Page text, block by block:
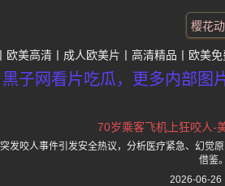
樱花
欧美高清 成人欧美片 高清精品 欧美
黑子网看片吃瓜，更多内部图
70岁乘客飞机上狂咬人-
发咬人事件引发安全热议，分析医疗紧急、幻觉
借鉴。
2026-06-26